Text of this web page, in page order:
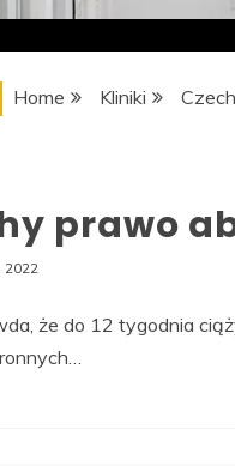
Home Kliniki
prawo
2022
że do 12 tygodnia